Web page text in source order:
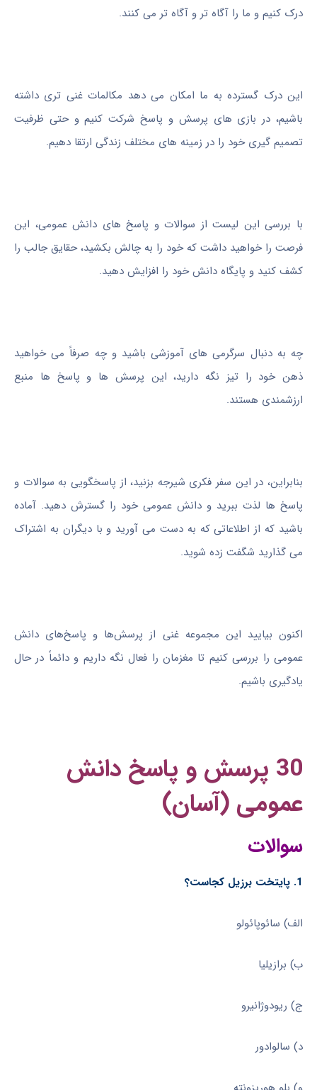
درک کنیم و ما را آگاه تر و آگاه تر می کنند.
این درک گسترده به ما امکان می دهد مکالمات غنی تری داشته
باشیم، در بازی های پرسش و پاسخ شرکت کنیم و حتی ظرفیت
تصمیم گیری خود را در زمینه های مختلف زندگی ارتقا دهیم.
با بررسی این لیست از سوالات و پاسخ های دانش عمومی، این
فرصت را خواهید داشت که خود را به چالش بکشید، حقایق جالب را
کشف کنید و پایگاه دانش خود را افزایش دهید.
چه به دنبال سرگرمی های آموزشی باشید و چه صرفاً می خواهید
ذهن خود را تیز نگه دارید، این پرسش ها و پاسخ ها منبع
ارزشمندی هستند.
بنابراین، در این سفر فکری شیرجه بزنید، از پاسخگویی به سوالات و
پاسخ ها لذت ببرید و دانش عمومی خود را گسترش دهید. آماده
باشید که از اطلاعاتی که به دست می آورید و با دیگران به اشتراک
می گذارید شگفت زده شوید.
اکنون بیایید این مجموعه غنی از پرسش‌ها و پاسخ‌های دانش
عمومی را بررسی کنیم تا مغزمان را فعال نگه داریم و دائماً در حال
یادگیری باشیم.
30 پرسش و پاسخ دانش
عمومی (آسان)
سوالات
1. پایتخت برزیل کجاست؟
الف) سائوپائولو
ب) برازیلیا
ج) ریودوژانیرو
د) سالوادور